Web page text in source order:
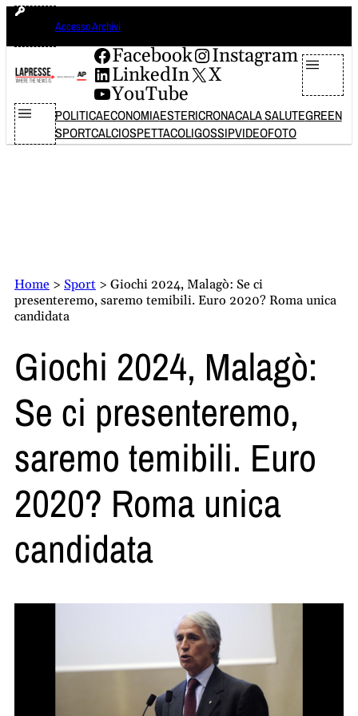
Vai
contenuto
Accesso Archivi
Facebook
Instagram
LinkedIn
X
YouTube
POLITICAECONOMIAESTERICRONACALA SALUTEGREEN
SPORTCALCIOSPETTACOLIGOSSIPVIDEOFOTO
Home > Sport > Giochi 2024, Malagò: Se ci
presenteremo, saremo temibili. Euro 2020? Roma unica
candidata
Giochi 2024, Malagò:
Se ci presenteremo,
saremo temibili. Euro
2020? Roma unica
candidata